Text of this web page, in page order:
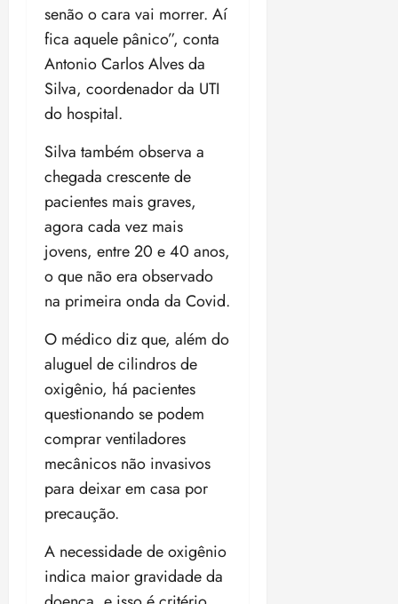
senão o cara vai morrer. Aí
fica aquele pânico”, conta
Antonio Carlos Alves da
Silva, coordenador da UTI
do hospital.
Silva também observa a
chegada crescente de
pacientes mais graves,
agora cada vez mais
jovens, entre 20 e 40 anos,
o que não era observado
na primeira onda da Covid.
O médico diz que, além do
aluguel de cilindros de
oxigênio, há pacientes
questionando se podem
comprar ventiladores
mecânicos não invasivos
para deixar em casa por
precaução.
A necessidade de oxigênio
indica maior gravidade da